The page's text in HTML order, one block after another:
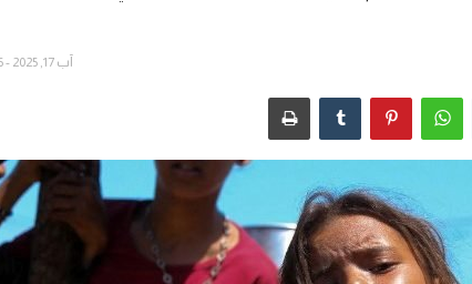
آب 17, 2025 - 22:05